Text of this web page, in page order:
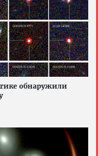
обнаружили